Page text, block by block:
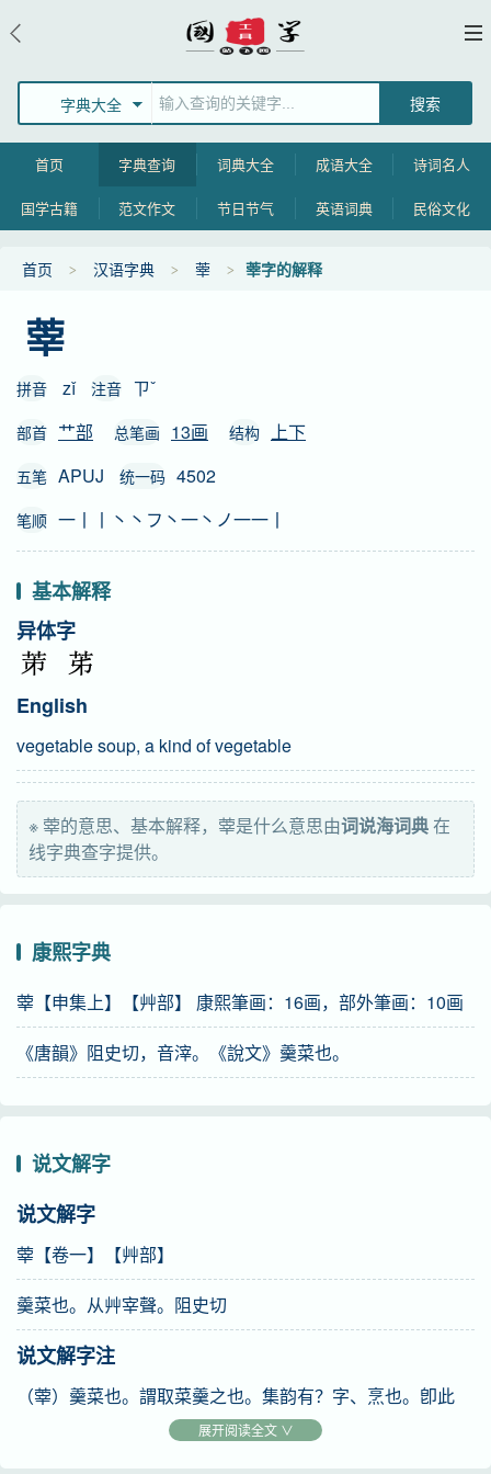
字典大全
首页 字典查询 词典大全 成语大全 诗词名人
国学古籍 范文作文 节日节气 英语词典 民俗文化
首页 汉语字典 䔂 䔂字的解释
䔂
拼音 zǐ 注音 ㄗˇ
部首 艹部 总笔画 13画 结构 上下
五笔 APUJ 统一码 4502
笔顺 一丨丨丶丶フ丶一丶ノ一一丨
基本解释
异体字
English
vegetable soup, a kind of vegetable
※ 䔂的意思、基本解释，䔂是什么意思由词说海词典在
线字典查字提供。
康熙字典
䔂【申集上】【艸部】 康熙筆画：16画，部外筆画：10画
《唐韻》阻史切，音滓。《說文》羹菜也。
说文解字
说文解字
䔂【卷一】【艸部】
羹菜也。从艸宰聲。阻史切
说文解字注
（䔂）羹菜也。謂取菜羹之也。集韵有？字、烹也。卽此
字。从艸。宰聲。阻史子亥二切。一部。
展开阅读全文 ∨